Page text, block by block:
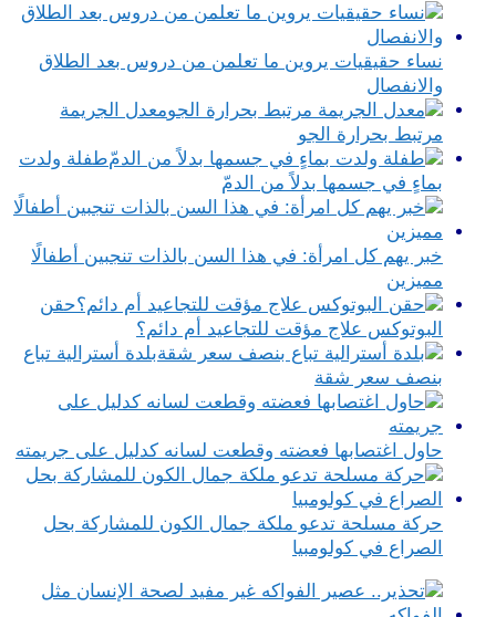
نساء حقيقيات يروين ما تعلمن من دروس بعد الطلاق
والانفصال
معدل الجريمة
مرتبط بحرارة الجو
طفلة ولدت
بماءٍ في جسمها بدلاً من الدمّ
خبر يهم كل امرأة: في هذا السن بالذات تنجبين أطفالًا
مميزين
حقن
البوتوكس علاج مؤقت للتجاعيد أم دائم؟
بلدة أسترالية تباع
بنصف سعر شقة
حاول اغتصابها فعضته وقطعت لسانه كدليل على جريمته
حركة مسلحة تدعو ملكة جمال الكون للمشاركة بحل
الصراع في كولومبيا